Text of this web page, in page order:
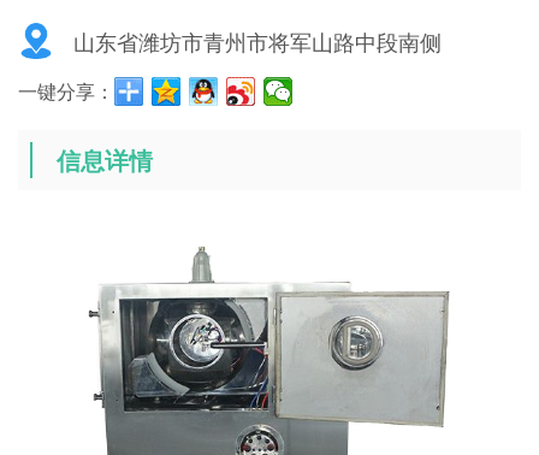
山东省潍坊市青州市将军山路中段南侧
一键分享：
信息详情